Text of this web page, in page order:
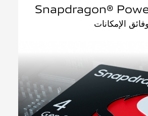
Snapdragon®
الإمكانات